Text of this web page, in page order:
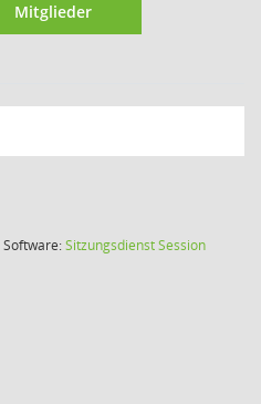
Mitglieder
Software:SitzungsdienstSession(Wird in